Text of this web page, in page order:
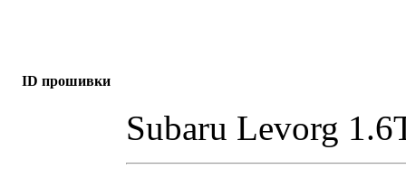
ID прошивки
Subaru Levorg